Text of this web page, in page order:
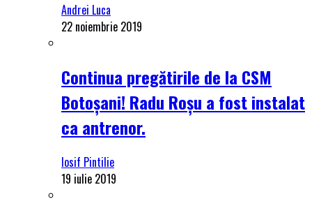
Andrei Luca
22 noiembrie 2019
Continua pregătirile de la CSM
Botoșani! Radu Roșu a fost instalat
ca antrenor.
Iosif Pintilie
19 iulie 2019